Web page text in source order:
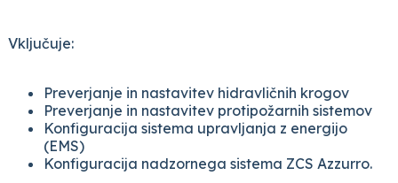
Vključuje:
Preverjanje in nastavitev hidravličnih krogov
Preverjanje in nastavitev protipožarnih sistemov
Konfiguracija sistema upravljanja z energijo
(EMS)
Konfiguracija nadzornega sistema ZCS Azzurro.